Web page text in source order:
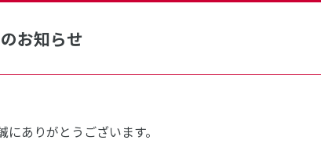
お知らせ
ありがとうございます。